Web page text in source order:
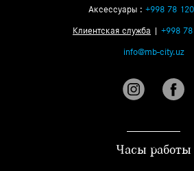
Аксессуары : +998 78
Клиентская служба | +998
info@mb-city.uz
Часы работы